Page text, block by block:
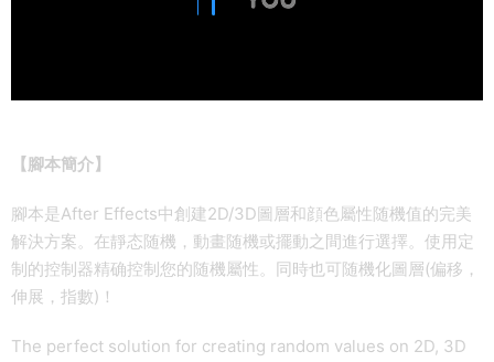
【腳本簡介】
腳本是After Effects中創建2D/3D圖層和顔色屬性随機值的完美
解決方案。在靜态随機，動畫随機或擺動之間進行選擇。使用定
制的控制器精确控制您的随機屬性。同時也可随機化圖層(偏移，
伸展，指數)！
The perfect solution for creating random values on 2D, 3D